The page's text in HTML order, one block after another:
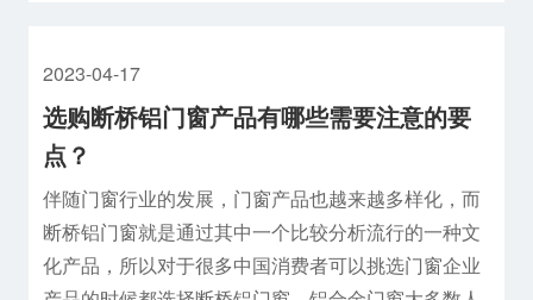
2023-04-17
选购断桥铝门窗产品有哪些需要注意的要
点？
伴随门窗行业的发展，门窗产品也越来越多样化，而
断桥铝门窗就是通过其中一个比较分析流行的一种文
化产品，所以对于很多中国消费者可以挑选门窗企业